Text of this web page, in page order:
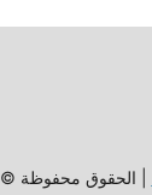
| الحقوق محفوظة © 2025